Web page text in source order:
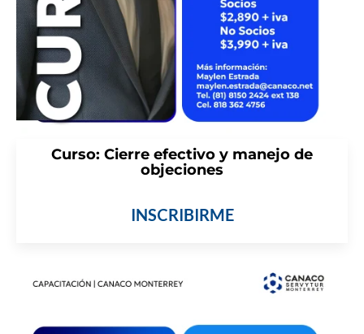
Curso: Cierre efectivo y manejo de
objeciones
INSCRIBIRME